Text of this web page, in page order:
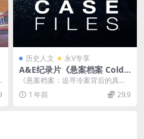
历史人文 永V专享
A&E纪录片《悬案档案 Cold
Case Files 2022》第1-3季全4
3集 英语中英双字 官方纯净版
1080P/MKV/75.6G 冷案档案
《悬案档案：追寻冷案背后的真
相》 《悬案档案 Cold Case Files
2... 1 年前 29.9